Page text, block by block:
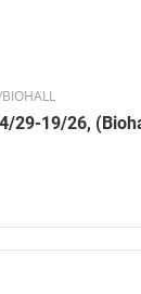
29-19/26,